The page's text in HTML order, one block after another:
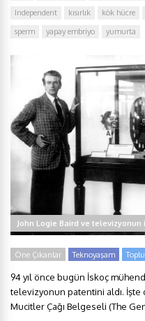
Independent
kısırlık kök hücre
sperm
yapay embriyo yumurta
John Logie Baird ve televizyonun
Öne Çıkanlar Teknoyaşam
94 yıl önce bugün İskoç
televizyonun patentini aldı. İşte
Mucitler Çağı Belgeseli (The